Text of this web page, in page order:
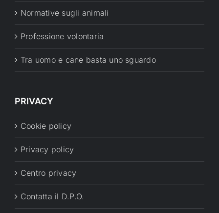
Normative sugli animali
Professione volontaria
Tra uomo e cane basta uno sguardo
PRIVACY
Cookie policy
Privacy policy
Centro privacy
Contatta il D.P.O.